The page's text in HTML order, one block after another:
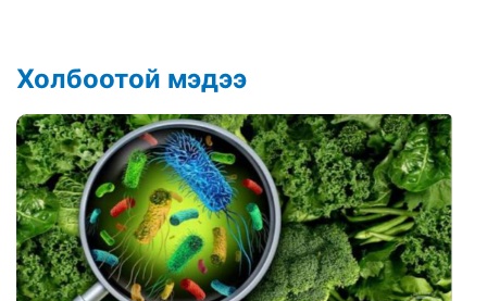
Холбоотой мэдээ